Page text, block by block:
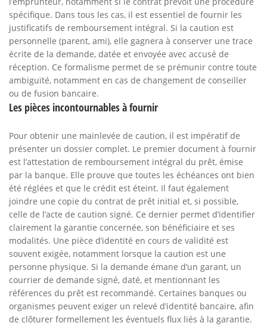
spécifique. Dans tous les cas, il est essentiel de fournir les
justificatifs de remboursement intégral. Si la caution est
personnelle (parent, ami), elle gagnera à conserver une trace
écrite de la demande, datée et envoyée avec accusé de
réception. Ce formalisme permet de se prémunir contre toute
ambiguïté, notamment en cas de changement de conseiller
ou de fusion bancaire.
Les pièces incontournables à fournir
Pour obtenir une mainlevée de caution, il est impératif de
présenter un dossier complet. Le premier document à fournir
est l’attestation de remboursement intégral du prêt, émise
par la banque. Elle prouve que toutes les échéances ont bien
été réglées et que le crédit est éteint. Il faut également
joindre une copie du contrat de prêt initial et, si possible,
celle de l’acte de caution signé. Ce dernier permet d’identifier
clairement la garantie concernée, son bénéficiaire et ses
modalités. Une pièce d’identité en cours de validité est
souvent exigée, notamment lorsque la caution est une
personne physique. Si la demande émane d’un garant, un
courrier de demande signé, daté, et mentionnant les
références du prêt est recommandé. Certaines banques ou
organismes peuvent exiger un relevé d’identité bancaire, afin
de clôturer formellement les éventuels flux liés à la garantie.